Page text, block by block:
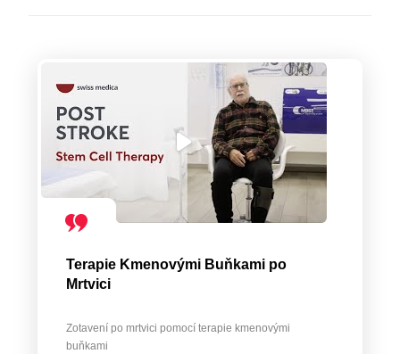
Terapie Kmenovými Buňkami po
Mrtvici
Zotavení po mrtvici pomocí terapie kmenovými
buňkami